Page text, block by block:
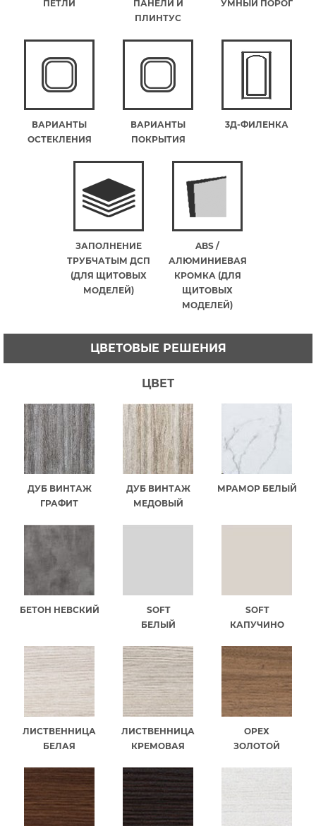
ПЕТЛИ
ПАНЕЛИ И
ПЛИНТУС
УМНЫЙ ПОРОГ
ВАРИАНТЫ
ОСТЕКЛЕНИЯ
ВАРИАНТЫ
ПОКРЫТИЯ
3Д-ФИЛЕНКА
ЗАПОЛНЕНИЕ
ТРУБЧАТЫМ ДСП
(ДЛЯ ЩИТОВЫХ
МОДЕЛЕЙ)
ABS /
АЛЮМИНИЕВАЯ
КРОМКА (ДЛЯ
ЩИТОВЫХ
МОДЕЛЕЙ)
ЦВЕТОВЫЕ РЕШЕНИЯ
ЦВЕТ
ДУБ ВИНТАЖ
ГРАФИТ
ДУБ ВИНТАЖ
МЕДОВЫЙ
МРАМОР БЕЛЫЙ
БЕТОН НЕВСКИЙ
SOFT
БЕЛЫЙ
SOFT
КАПУЧИНО
ЛИСТВЕННИЦА
БЕЛАЯ
ЛИСТВЕННИЦА
КРЕМОВАЯ
ОРЕХ
ЗОЛОТОЙ